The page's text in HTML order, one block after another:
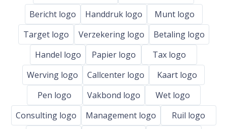
Bericht logo
Handdruk logo
Munt logo
Target logo
Verzekering logo
Betaling logo
Handel logo
Papier logo
Tax logo
Werving logo
Callcenter logo
Kaart logo
Pen logo
Vakbond logo
Wet logo
Consulting logo
Management logo
Ruil logo